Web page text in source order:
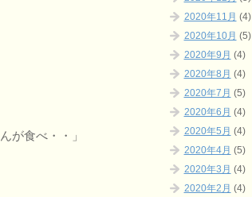
が食べ・・」
2020年11月 (4)
2020年10月 (5)
2020年9月 (4)
2020年8月 (4)
2020年7月 (5)
2020年6月 (4)
2020年5月 (4)
2020年4月 (5)
2020年3月 (4)
2020年2月 (4)